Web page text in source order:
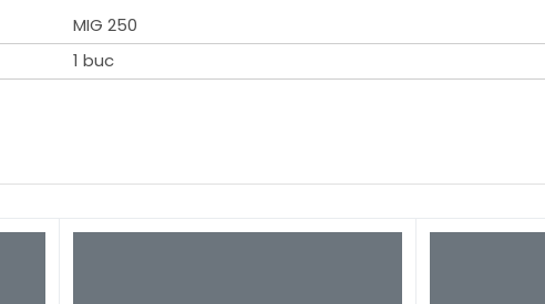
MIG 250
1 buc